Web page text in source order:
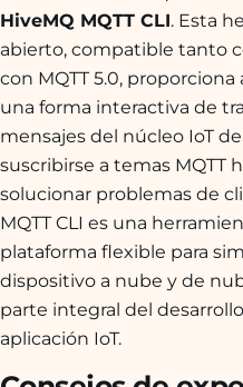
HiveMQ MQTT CLI. Esta
abierto, compatible tanto
con MQTT 5.0,
una forma interactiva de
mensajes del núcleo IoT
suscribirse a temas MQTT
solucionar problemas de
MQTT CLI es una
plataforma flexible para
dispositivo a nube y de
parte integral del
aplicación IoT.